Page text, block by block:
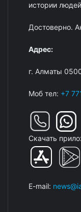
истории
Достоверно.
Адрес:
г. Алматы
Моб тел: +7
Скачать
E-mail: